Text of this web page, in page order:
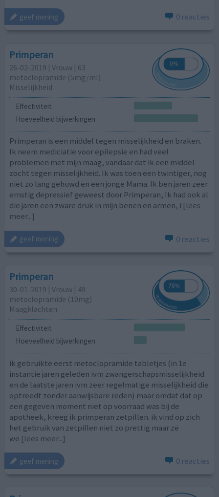
geef mening 0 reacties
Primperan
26-02-2019 | Vrouw | 63
metoclopramide (5mg/ml)
Misselijkheid
Effectiviteit
Hoeveelheid bijwerkingen
Primperan is een middel tegen misselijkheid en braken.
Ik neem mediciatie voor epilepsie en had veel
problemen met mijn maag, vandaar dat ik een middel
zocht tegen misselijkheid. Ik was toen een twintiger, nog
niet zo lang gehuwd en een jonge Mama. Ik ben jaren zeer
ernstig depressief geweest door Primperan, Ik had ook al
die jaren een zware druk in mijn benen en armen, i [lees
meer...]
geef mening 0 reacties
Primperan
30-01-2019 | Vrouw | 49
metoclopramide (10mg)
Maagklachten
Effectiviteit
Hoeveelheid bijwerkingen
ik gebruikte eerst metoclopramide tabletjes (in 1e
instantie jaren geleden ivm zwangerschapsmisselijkheid
en de laatste jaren ivm zeer regelmatige misselijkheid die
optreedt zonder aanwijsbare reden) maar omdat dat op
een gegeven moment niet op voorraad was bij de
apotheek, kreeg ik primperan zetpillen. ik vind op zich
het gebruik van zetpillen niet zo prettig maar ze
we [lees meer...]
geef mening 0 reacties